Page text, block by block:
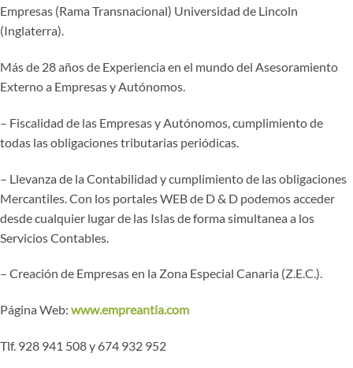
Empresas (Rama Transnacional) Universidad de Lincoln
(Inglaterra).
Más de 28 años de Experiencia en el mundo del Asesoramiento
Externo a Empresas y Autónomos.
– Fiscalidad de las Empresas y Autónomos, cumplimiento de
todas las obligaciones tributarias periódicas.
– Llevanza de la Contabilidad y cumplimiento de las obligaciones
Mercantiles. Con los portales WEB de D & D podemos acceder
desde cualquier lugar de las Islas de forma simultanea a los
Servicios Contables.
– Creación de Empresas en la Zona Especial Canaria (Z.E.C.).
Página Web: www.empreantia.com
Tlf. 928 941 508 y 674 932 952